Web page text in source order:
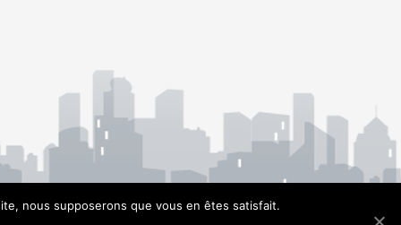
nous supposerons que vous en êtes satisfait.